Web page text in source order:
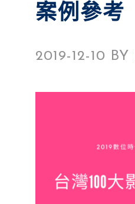
案例參考
2019-12-10 BY